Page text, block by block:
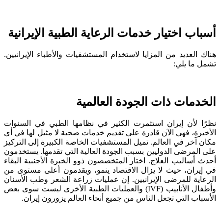
أسباب اختيار خدمات الرعاية الطبية الإيرانية
هناك العديد من المزايا لاستخدام المستشفيات والأطباء الإيرانيين.
تشمل ما يلي:
الخدمات ذات الجودة العالمية
نظرًا لأن إيران استثمرت الكثير في نظامها الطبي في السنوات
الأخيرة، فهي الآن قادرة على تقديم خدمات صحية لا مثيل لها في أي
مكان آخر في العالم. تميل المستشفيات الخاصة الكبيرة إلى التركيز
على المرضى الدوليين بسبب الجودة العالية التي تقدمها. يستخدمون
أحدث أساليب العلاج. اختار المتخصصون ذوو الخبرة الأجنبية البقاء
في إيران، حيث لا يزال الاقتصاد ينمو، ويقدمون أعلى مستوى من
الرعاية للمرضى الإيرانيين. إن عمليات زراعة الشعر وطب الأسنان
وأطفال الأنابيب (IVF) والعمليات الطبية الأخرى ليست سوى بعض
الأسباب التي تجعل الناس من جميع أنحاء العالم يزورون إيران.